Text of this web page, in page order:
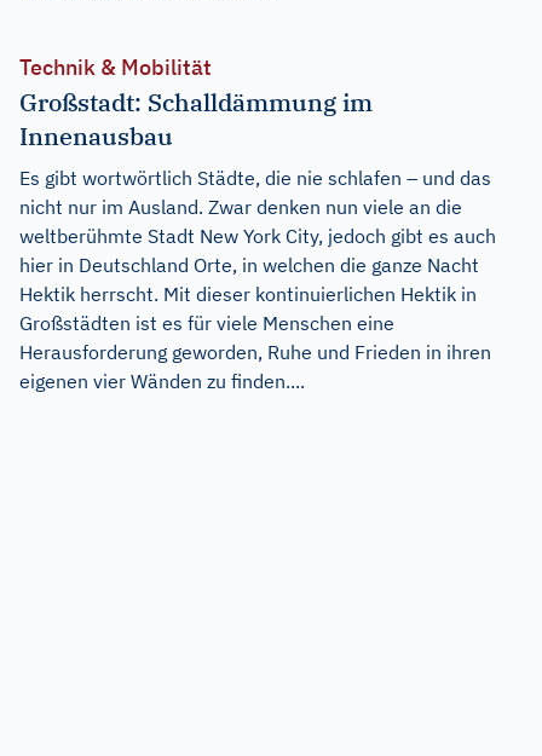
Technik & Mobilität
Großstadt: Schalldämmung im
Innenausbau
Es gibt wortwörtlich Städte, die nie schlafen – und das
nicht nur im Ausland. Zwar denken nun viele an die
weltberühmte Stadt New York City, jedoch gibt es auch
hier in Deutschland Orte, in welchen die ganze Nacht
Hektik herrscht. Mit dieser kontinuierlichen Hektik in
Großstädten ist es für viele Menschen eine
Herausforderung geworden, Ruhe und Frieden in ihren
eigenen vier Wänden zu finden....